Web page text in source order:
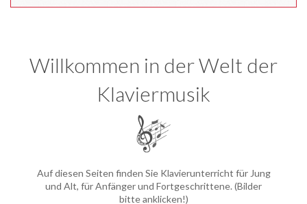
Willkommen in der Welt der
Klaviermusik
Auf diesen Seiten finden Sie Klavierunterricht für Jung
und Alt, für Anfänger und Fortgeschrittene. (Bilder
bitte anklicken!)